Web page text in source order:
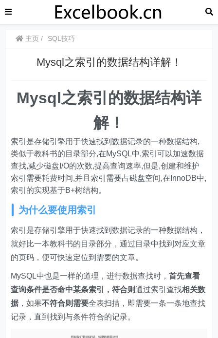
主页 SQL技巧
Mysql之索引的数据结构详解！
Mysql之索引的数据结构详
解！
索引是存储引擎用于快速找到数据记录的一种数据结构,
类似于教科书的目录部分,在MySQL中,索引可以加速数据
查找,减少磁盘I/O的次数,提高查询速率,但是,创建和维护
索引需要耗费时间,并且索引需要占磁盘空间,在InnoDB中,
索引的实现基于B+树结构。
为什么要使用索引
索引是存储引擎用于快速找到数据记录的一种数据结构，
就好比一本教科书的目录部分，通过目录中找到对应文章
的页码，便可快速定位到需要的文章。
MySQL中也是一样的道理，进行数据查找时，首先查看
查询条件是否命中某条索引，符合则通过索引查找相关数
据 ，如果不符合则需要全表扫描，即需要一条一条地查找
记录，直到找到与条件符合的记录。